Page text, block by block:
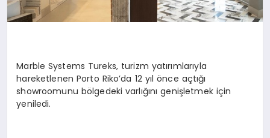
Marble Systems Tureks, turizm yatırımlarıyla
hareketlenen Porto Riko’da 12 yıl önce açtığı
showroomunu bölgedeki varlığını genişletmek için
yeniledi.